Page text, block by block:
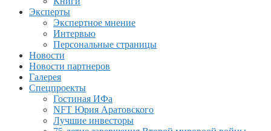
Эксперты
Экспертное мнение
Интервью
Персональные страницы
Новости
Новости партнеров
Галерея
Спецпроекты
Гостиная ИФа
NFT Юрия Аратовского
Лучшие инвесторы